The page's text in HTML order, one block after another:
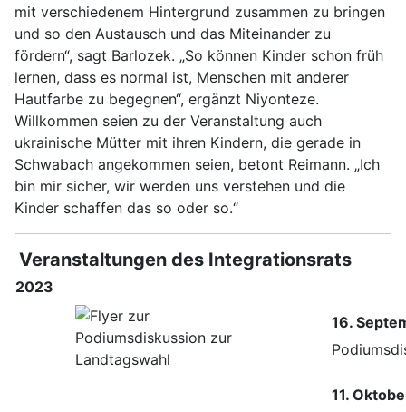
mit verschiedenem Hintergrund zusammen zu bringen
und so den Austausch und das Miteinander zu
fördern“, sagt Barlozek. „So können Kinder schon früh
lernen, dass es normal ist, Menschen mit anderer
Hautfarbe zu begegnen“, ergänzt Niyonteze.
Willkommen seien zu der Veranstaltung auch
ukrainische Mütter mit ihren Kindern, die gerade in
Schwabach angekommen seien, betont Reimann. „Ich
bin mir sicher, wir werden uns verstehen und die
Kinder schaffen das so oder so.“
Veranstaltungen des Integrationsrats
2023
16.
11.